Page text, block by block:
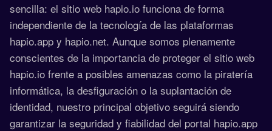
sencilla: el sitio web hapio.io funciona de forma
independiente de la tecnología de las plataformas
hapio.app y hapio.net. Aunque somos plenamente
conscientes de la importancia de proteger el sitio web
hapio.io frente a posibles amenazas como la piratería
informática, la desfiguración o la suplantación de
identidad, nuestro principal objetivo seguirá siendo
garantizar la seguridad y fiabilidad del portal hapio.app